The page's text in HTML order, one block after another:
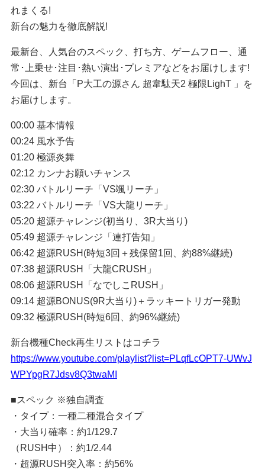
れまくる!
新台の魅力を徹底解説!
最新台、人気台のスペック、打ち方、ゲームフロー、通
常･上乗せ･注目･熱い演出･プレミアなどをお届けします!
今回は、新台「P大工の源さん 超韋駄天2 極限LighT 」を
お届けします。
00:00 基本情報
00:24 風水予告
01:20 極源炎舞
02:12 カンナお願いチャンス
02:30 バトルリーチ「VS颯リーチ」
03:22 バトルリーチ「VS大龍リーチ」
05:20 超源チャレンジ(初当り、3R大当り)
05:49 超源チャレンジ「連打告知」
06:42 超源RUSH(時短3回＋残保留1回、約88%継続)
07:38 超源RUSH「大龍CRUSH」
08:06 超源RUSH「なでしこRUSH」
09:14 超源BONUS(9R大当り)＋ラッキートリガー発動
09:32 極源RUSH(時短6回、約96%継続)
新台機種Check再生リストはコチラ
https://www.youtube.com/playlist?list=PLqfLcOPT7-UWvJ
WPYpgR7Jdsv8Q3twaMI
■スペック ※独自調査
・タイプ：一種二種混合タイプ
・大当り確率：約1/129.7
（RUSH中）：約1/2.44
・超源RUSH突入率：約56%